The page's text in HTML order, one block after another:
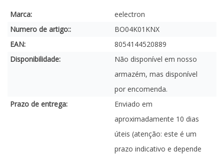
Marca:
eelectron
Numero de artigo::
BO04K01KNX
EAN:
8054144520889
Disponibilidade:
Não disponível em nosso
armazém, mas disponível
por encomenda.
Prazo de entrega:
Enviado em
aproximadamente 10 dias
úteis (atenção: este é um
prazo indicativo e depende